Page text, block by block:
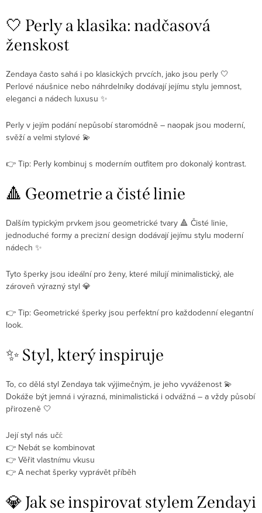
🤍 Perly a klasika: nadčasová
ženskost
Zendaya často sahá i po klasických prvcích, jako jsou perly 🤍
Perlové náušnice nebo náhrdelníky dodávají jejímu stylu jemnost,
eleganci a nádech luxusu ✨
Perly v jejím podání nepůsobí staromódně – naopak jsou moderní,
svěží a velmi stylové 💫
👉 Tip: Perly kombinuj s moderním outfitem pro dokonalý kontrast.
🔺 Geometrie a čisté linie
Dalším typickým prvkem jsou geometrické tvary 🔺 Čisté linie,
jednoduché formy a precizní design dodávají jejímu stylu moderní
nádech ✨
Tyto šperky jsou ideální pro ženy, které milují minimalistický, ale
zároveň výrazný styl 💎
👉 Tip: Geometrické šperky jsou perfektní pro každodenní elegantní
look.
✨ Styl, který inspiruje
To, co dělá styl Zendaya tak výjimečným, je jeho vyváženost 💫
Dokáže být jemná i výrazná, minimalistická i odvážná – a vždy působí
přirozeně 🤍
Její styl nás učí:
👉 Nebát se kombinovat
👉 Věřit vlastnímu vkusu
👉 A nechat šperky vyprávět příběh
💎 Jak se inspirovat stylem Zendayi